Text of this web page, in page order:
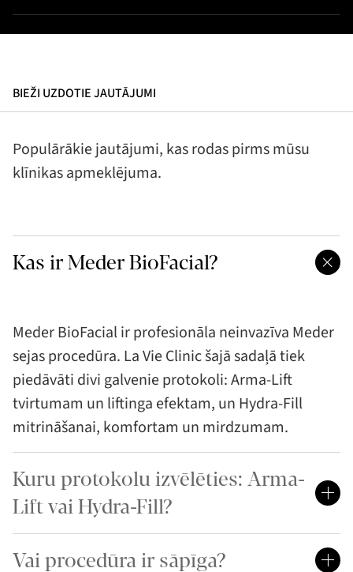
BIEŽI UZDOTIE JAUTĀJUMI
Populārākie jautājumi, kas rodas pirms mūsu
klīnikas apmeklējuma.
Kas ir Meder BioFacial?
Meder BioFacial ir profesionāla neinvazīva Meder
sejas procedūra. La Vie Clinic šajā sadaļā tiek
piedāvāti divi galvenie protokoli: Arma-Lift
tvirtumam un liftinga efektam, un Hydra-Fill
mitrināšanai, komfortam un mirdzumam.
Kuru protokolu izvēlēties: Arma-
Lift vai Hydra-Fill?
Vai procedūra ir sāpīga?